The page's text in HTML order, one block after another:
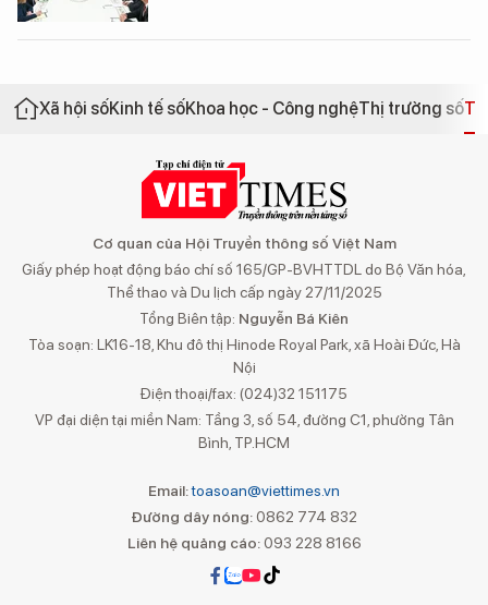
Xã hội sốKinh tế sốKhoa học - Công nghệThị trường số
Cơ quan của Hội Truyền thông số Việt Nam
Giấy phép hoạt động báo chí số 165/GP-BVHTTDL do Bộ Văn hóa,
Thể thao và Du lịch cấp ngày 27/11/2025
Tổng Biên tập: Nguyễn Bá Kiên
Tòa soạn: LK16-18, Khu đô thị Hinode Royal Park, xã Hoài Đức, Hà
Nội
Điện thoại/fax: (024)32 151175
VP đại diện tại miền Nam: Tầng 3, số 54, đường C1, phường Tân
Bình, TP.HCM
Email:toasoan@viettimes.vn
Đường dây nóng: 0862 774 832
Liên hệ quảng cáo:093 228 8166